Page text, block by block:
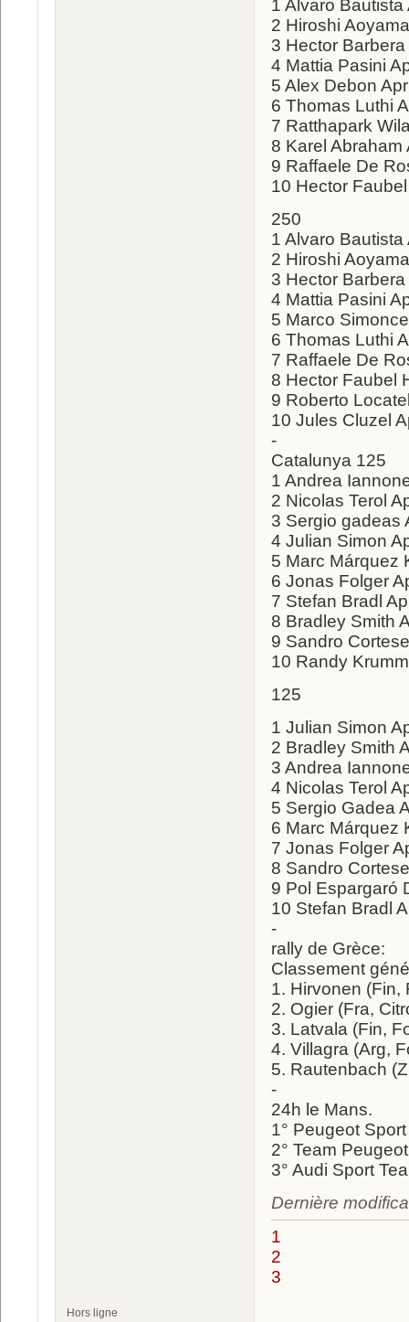
1 Alvaro
2 Hiroshi
3 Hector
4 Mattia Pasini
5 Alex Debon
6 Thomas Luthi
7 Ratthapark
8 Karel Abraham
9 Raffaele De
10 Hector
250
1 Alvaro Bautista
2 Hiroshi
3 Hector
4 Mattia Pasini
5 Marco
6 Thomas Luthi
7 Raffaele De
8 Hector Faubel
9 Roberto
10 Jules Cluzel
-
Catalunya 125
1 Andrea
2 Nicolas Terol
3 Sergio gadeas
4 Julian Simon
5 Marc Márquez
6 Jonas Folger
7 Stefan Bradl
8 Bradley Smith
9 Sandro
10 Randy
125
1 Julian Simon
2 Bradley Smith
3 Andrea
4 Nicolas Terol
5 Sergio Gadea
6 Marc Márquez
7 Jonas Folger
8 Sandro
9 Pol Espargaró
10 Stefan Bradl
-
rally de Grèce:
Classement
1. Hirvonen (Fin,
2. Ogier (Fra,
3. Latvala (Fin,
4. Villagra (Arg,
5. Rautenbach
-
24h le Mans.
1° Peugeot
2° Team
3° Audi Sport
Dernière
1
2
3
Hors ligne